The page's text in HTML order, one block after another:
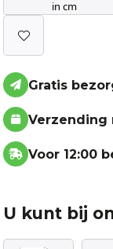
Gratis
Verzending
Voor 12:00
U kunt bij